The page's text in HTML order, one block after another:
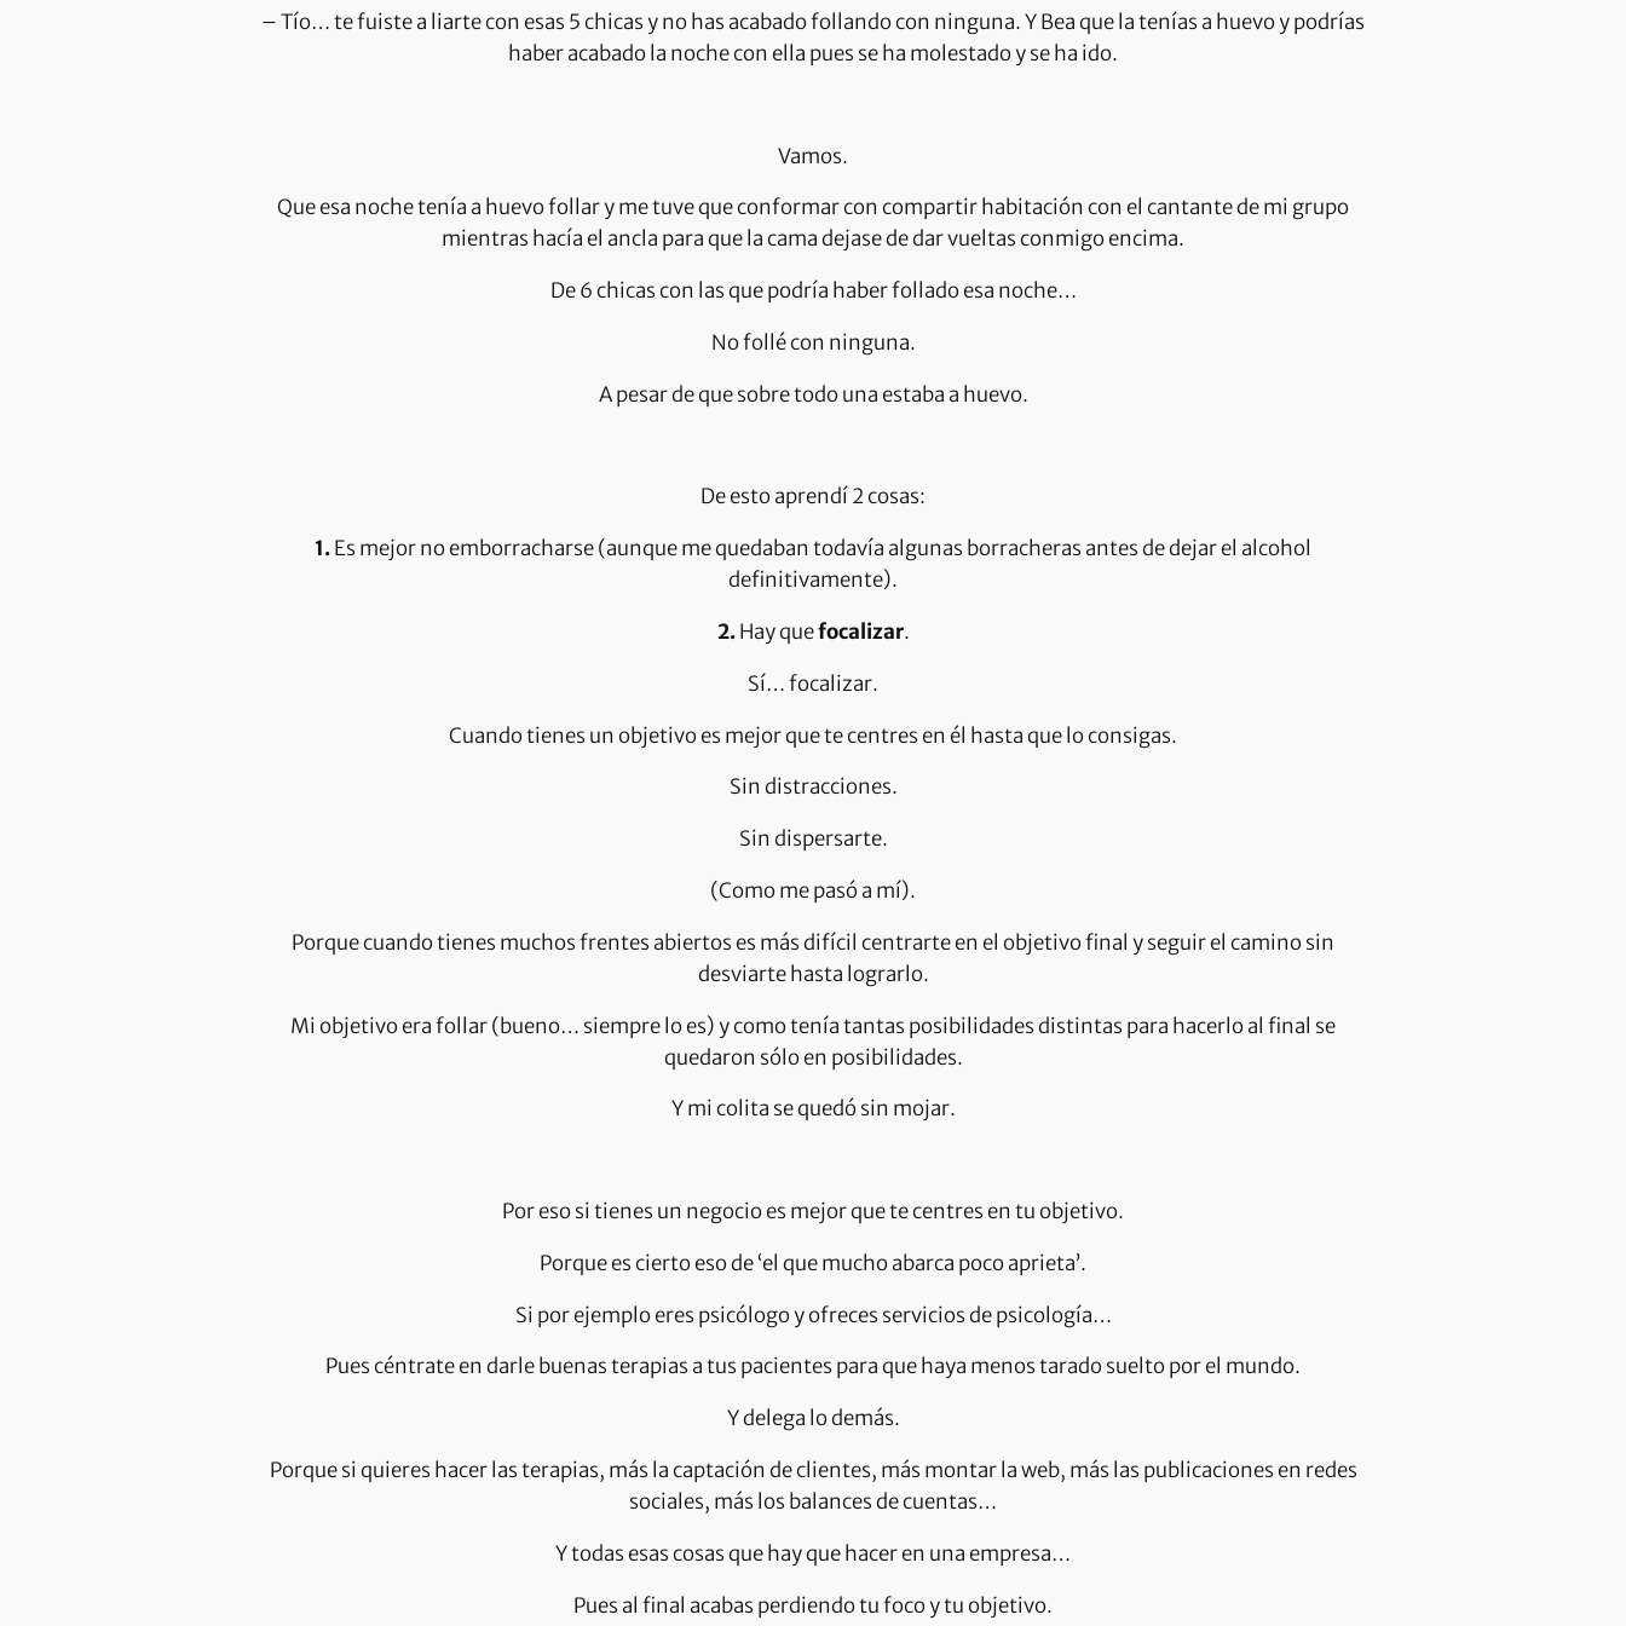
– Tío… te fuiste a liarte con esas 5 chicas y no has acabado follando con ninguna. Y Bea que la tenías a huevo y podrías
haber acabado la noche con ella pues se ha molestado y se ha ido.
Vamos.
Que esa noche tenía a huevo follar y me tuve que conformar con compartir habitación con el cantante de mi grupo
mientras hacía el ancla para que la cama dejase de dar vueltas conmigo encima.
De 6 chicas con las que podría haber follado esa noche…
No follé con ninguna.
A pesar de que sobre todo una estaba a huevo.
De esto aprendí 2 cosas:
1.Es mejor no emborracharse (aunque me quedaban todavía algunas borracheras antes de dejar el alcohol
definitivamente).
2.Hay quefocalizar.
Sí… focalizar.
Cuando tienes un objetivo es mejor que te centres en él hasta que lo consigas.
Sin distracciones.
Sin dispersarte.
(Como me pasó a mí).
Porque cuando tienes muchos frentes abiertos es más difícil centrarte en el objetivo final y seguir el camino sin
desviarte hasta lograrlo.
Mi objetivo era follar (bueno… siempre lo es) y como tenía tantas posibilidades distintas para hacerlo al final se
quedaron sólo en posibilidades.
Y mi colita se quedó sin mojar.
Por eso si tienes un negocio es mejor que te centres en tu objetivo.
Porque es cierto eso de ‘el que mucho abarca poco aprieta’.
Si por ejemplo eres psicólogo y ofreces servicios de psicología…
Pues céntrate en darle buenas terapias a tus pacientes para que haya menos tarado suelto por el mundo.
Y delega lo demás.
Porque si quieres hacer las terapias, más la captación de clientes, más montar la web, más las publicaciones en redes
sociales, más los balances de cuentas…
Y todas esas cosas que hay que hacer en una empresa…
Pues al final acabas perdiendo tu foco y tu objetivo.